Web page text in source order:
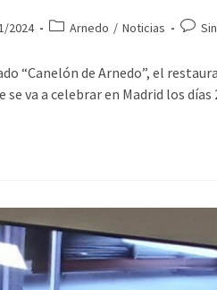
2024 Arnedo / Noticias
“Canelón de Arnedo”, el
se va a celebrar en Madrid los